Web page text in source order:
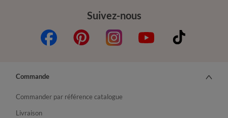
Suivez-nous
Commande
Commander par référence catalogue
Livraison